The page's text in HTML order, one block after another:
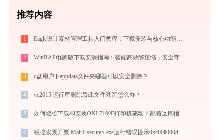
推荐内容
1 Eagle设计素材管理工具入门教程：下载安装与核心功能详解
2 WinRAR电脑版下载安装指南：智能高效解压缩，安全守护文件传输与归档
3 c盘用户下appdata文件夹哪些可以安全删除？
4 vc2015 运行库删除后dll文件残留怎么办？
5 如何轻松下载和安装OKI 7100F打印机驱动？跟着这篇指南走
6 税控发票开票 MainExecuteS.exe运行错误提示0xc000000d的解决办法